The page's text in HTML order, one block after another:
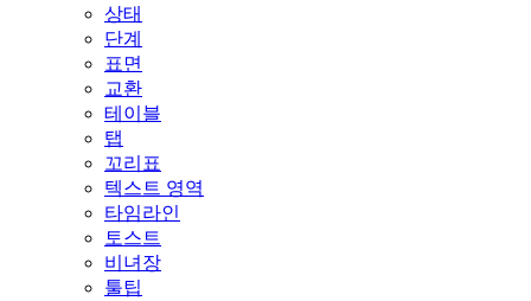
상태
단계
표면
교환
테이블
탭
꼬리표
텍스트 영역
타임라인
토스트
비녀장
툴팁